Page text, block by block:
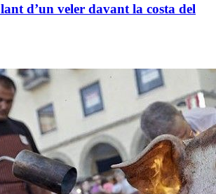
d’un veler davant la costa del